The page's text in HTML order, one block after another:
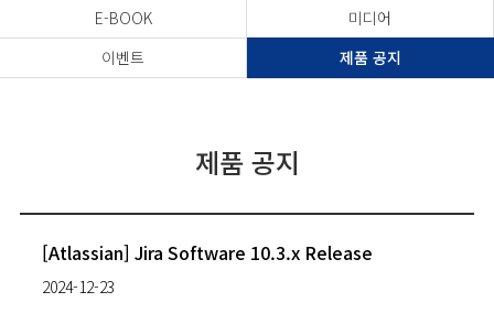
E-BOOK
미디어
이벤트
제품 공지
제품 공지
[Atlassian] Jira Software 10.3.x Release
2024-12-23